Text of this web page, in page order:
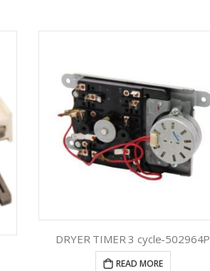
DRYER TIMER 3 cycle-502964P
READ MORE